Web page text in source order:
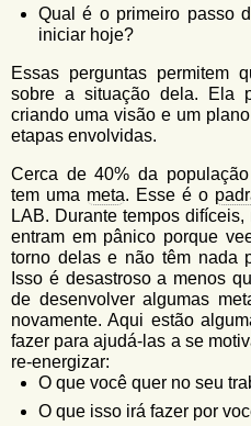
Qual é o primeiro passo
iniciar hoje?
Essas perguntas permitem
sobre a situação dela. Ela
criando uma visão e um
etapas envolvidas.
Cerca de 40% da
tem uma meta. Esse é o
LAB. Durante tempos
entram em pânico porque
torno delas e não têm nada
Isso é desastroso a menos
de desenvolver algumas
novamente. Aqui estão
fazer para ajudá-las a se
re-energizar:
O que você quer no seu
O que isso irá fazer por